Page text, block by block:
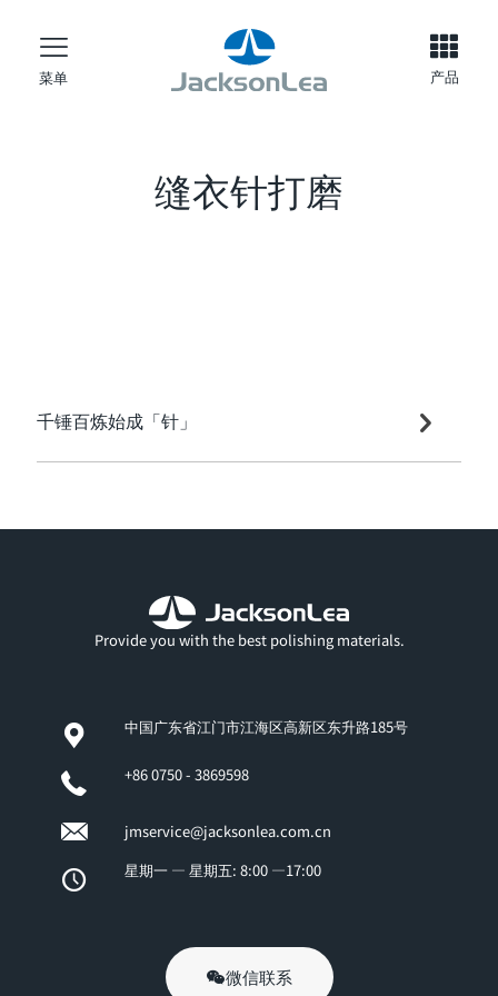
菜单 产品
缝衣针打磨
千锤百炼始成「针」
Provide you with the best polishing materials.
中国广东省江门市江海区高新区东升路185号
+86 0750 - 3869598
jmservice@jacksonlea.com.cn
星期一 — 星期五: 8:00 —17:00
微信联系